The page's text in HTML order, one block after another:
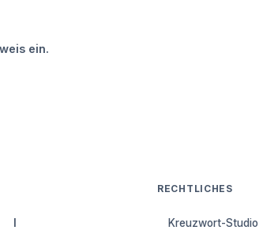
ein.
I
RECHTLICHES
Kreuzwort-Studio